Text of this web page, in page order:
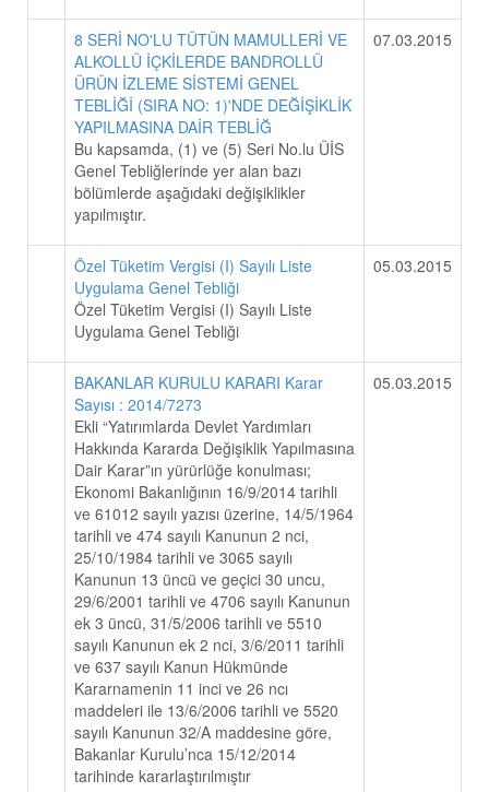
8 SERİ NO'LU TÜTÜN MAMULLERİ VE
ALKOLLÜ İÇKİLERDE BANDROLLÜ
ÜRÜN İZLEME SİSTEMİ GENEL
TEBLİĞİ (SIRA NO: 1)'NDE DEĞİŞİKLİK
YAPILMASINA DAİR TEBLİĞ
Bu kapsamda, (1) ve (5) Seri No.lu ÜİS
Genel Tebliğlerinde yer alan bazı
bölümlerde aşağıdaki değişiklikler
yapılmıştır.
07.03.2015
Özel Tüketim Vergisi (I) Sayılı Liste
Uygulama Genel Tebliği
Özel Tüketim Vergisi (I) Sayılı Liste
Uygulama Genel Tebliği
05.03.2015
BAKANLAR KURULU KARARI Karar
Sayısı : 2014/7273
Ekli “Yatırımlarda Devlet Yardımları
Hakkında Kararda Değişiklik Yapılmasına
Dair Karar”ın yürürlüğe konulması;
Ekonomi Bakanlığının 16/9/2014 tarihli
ve 61012 sayılı yazısı üzerine, 14/5/1964
tarihli ve 474 sayılı Kanunun 2 nci,
25/10/1984 tarihli ve 3065 sayılı
Kanunun 13 üncü ve geçici 30 uncu,
29/6/2001 tarihli ve 4706 sayılı Kanunun
ek 3 üncü, 31/5/2006 tarihli ve 5510
sayılı Kanunun ek 2 nci, 3/6/2011 tarihli
ve 637 sayılı Kanun Hükmünde
Kararnamenin 11 inci ve 26 ncı
maddeleri ile 13/6/2006 tarihli ve 5520
sayılı Kanunun 32/A maddesine göre,
Bakanlar Kurulu’nca 15/12/2014
tarihinde kararlaştırılmıştır
05.03.2015